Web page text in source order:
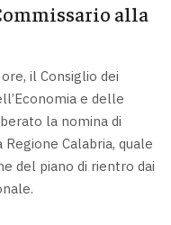
alla
il Consiglio dei
e delle
la nomina di
Calabria, quale
del piano di rientro dai